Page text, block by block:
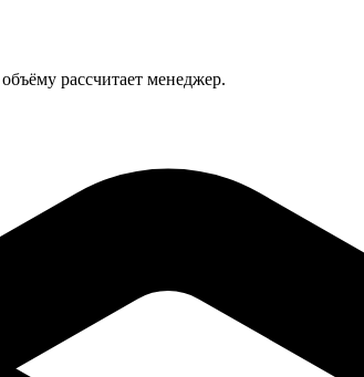
рассчитает менеджер.